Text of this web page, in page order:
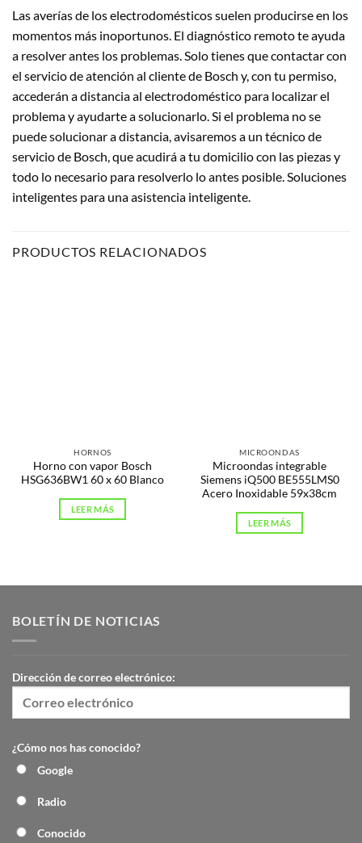
Las averías de los electrodomésticos suelen producirse en los
momentos más inoportunos. El diagnóstico remoto te ayuda
a resolver antes los problemas. Solo tienes que contactar con
el servicio de atención al cliente de Bosch y, con tu permiso,
accederán a distancia al electrodoméstico para localizar el
problema y ayudarte a solucionarlo. Si el problema no se
puede solucionar a distancia, avisaremos a un técnico de
servicio de Bosch, que acudirá a tu domicilio con las piezas y
todo lo necesario para resolverlo lo antes posible. Soluciones
inteligentes para una asistencia inteligente.
PRODUCTOS RELACIONADOS
HORNOS
Horno con vapor Bosch
HSG636BW1 60 x 60 Blanco
LEER MÁS
MICROONDAS
Microondas integrable
Siemens iQ500 BE555LMS0
Acero Inoxidable 59x38cm
LEER MÁS
BOLETÍN DE NOTICIAS
Dirección de correo electrónico:
¿Cómo nos has conocido?
Google
Radio
Conocido